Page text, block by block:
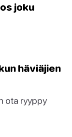
joku
häviäjien
ota ryyppy